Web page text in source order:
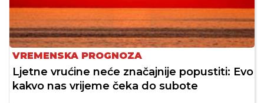
VREMENSKA PROGNOZA
Ljetne vrućine neće značajnije popustiti: Evo
kakvo nas vrijeme čeka do subote